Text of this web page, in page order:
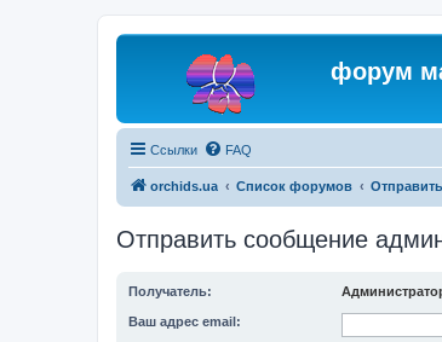
форум
Ссылки FAQ
orchids.ua Список форумов
Отправить сообщение
Получатель:
Ваш адрес email: